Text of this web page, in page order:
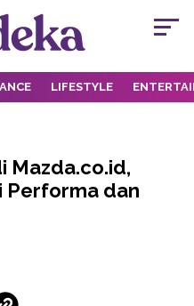
LIFESTYLE
Mazda.co.id,
Performa dan